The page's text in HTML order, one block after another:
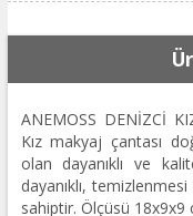
ANEMOSS DENİZCİ
Kız makyaj çantası
olan dayanıklı ve
dayanıklı,
sahiptir. Ölçüsü 18x9x9